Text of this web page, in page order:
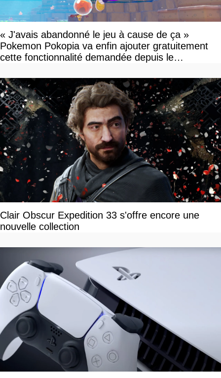
« J'avais abandonné le jeu à cause de ça »
Pokemon Pokopia va enfin ajouter gratuitement
cette fonctionnalité demandée depuis le
Clair Obscur Expedition 33 s'offre encore une
nouvelle collection